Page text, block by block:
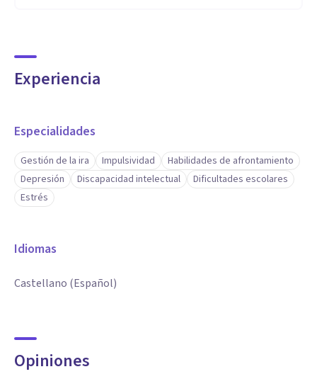
Experiencia
Especialidades
Gestión de la ira Impulsividad
Habilidades de afrontamiento
Depresión
Discapacidad intelectual
Dificultades escolares
Estrés
Idiomas
Castellano (Español)
Opiniones